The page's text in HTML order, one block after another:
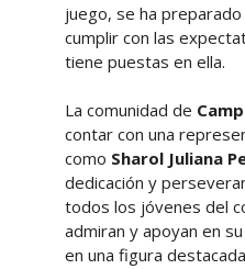
juego, se ha
cumplir con las
tiene puestas en ella.
La comunidad de
contar con una
como Sharol Juliana
dedicación y
todos los jóvenes del
admiran y apoyan en
en una figura